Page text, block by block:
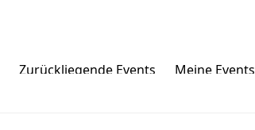
Zurückliegende Events Meine Events